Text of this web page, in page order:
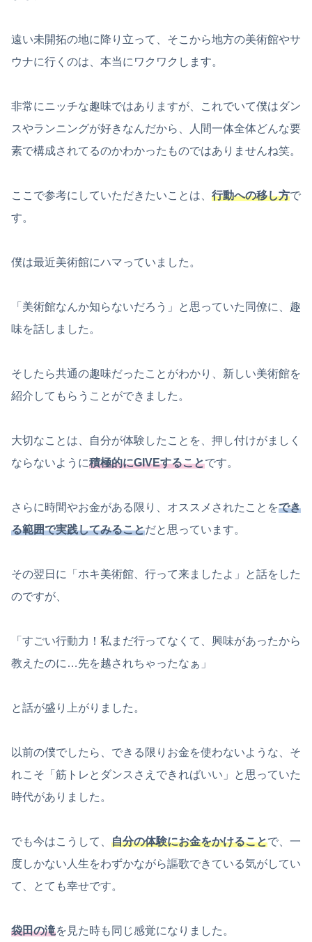
遠い未開拓の地に降り立って、そこから地方の美術館やサ
ウナに行くのは、本当にワクワクします。
非常にニッチな趣味ではありますが、これでいて僕はダン
スやランニングが好きなんだから、人間一体全体どんな要
素で構成されてるのかわかったものではありませんね笑。
ここで参考にしていただきたいことは、 行動への移し方で
す。
僕は最近美術館にハマっていました。
「美術館なんか知らないだろう」と思っていた同僚に、趣
味を話しました。
そしたら共通の趣味だったことがわかり、新しい美術館を
紹介してもらうことができました。
大切なことは、自分が体験したことを、押し付けがましく
ならないように積極的にGIVEすることです。
さらに時間やお金がある限り、オススメされたことをでき
る範囲で実践してみることだと思っています。
その翌日に「ホキ美術館、行って来ましたよ」と話をした
のですが、
「すごい行動力！私まだ行ってなくて、興味があったから
教えたのに…先を越されちゃったなぁ」
と話が盛り上がりました。
以前の僕でしたら、できる限りお金を使わないような、そ
れこそ「筋トレとダンスさえできればいい」と思っていた
時代がありました。
でも今はこうして、 自分の体験にお金をかけることで、一
度しかない人生をわずかながら謳歌できている気がしてい
て、とても幸せです。
袋田の滝を見た時も同じ感覚になりました。